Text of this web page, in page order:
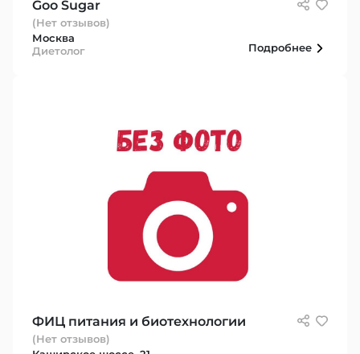
Goo Sugar
(Нет отзывов)
Москва
Диетолог
Подробнее
ФИЦ питания и биотехнологии
(Нет отзывов)